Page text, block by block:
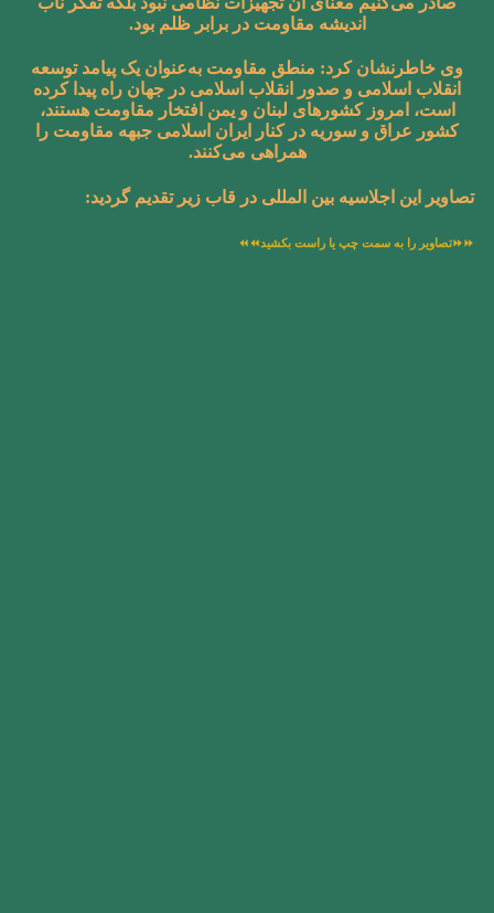
اندیشه مقاومت در برابر ظلم بود.
وی خاطرنشان کرد: منطق مقاومت به‌عنوان یک پیامد توسعه
انقلاب اسلامی و صدور انقلاب اسلامی در جهان راه پیدا کرده
است، امروز کشورهای لبنان و یمن افتخار مقاومت هستند،
کشور عراق و سوریه در کنار ایران اسلامی جبهه مقاومت را
همراهی می‌کنند.
تصاویر این اجلاسیه بین المللی در قاب زیر تقدیم گردید:
⏩⏩تصاویر را به سمت چپ یا راست بکشید⏪⏪